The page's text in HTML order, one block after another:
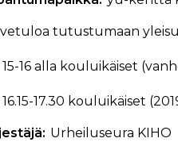
tutustumaan
15-16 alla kouluikäiset
16.15-17.30 kouluikäiset
Urheiluseura KIHO